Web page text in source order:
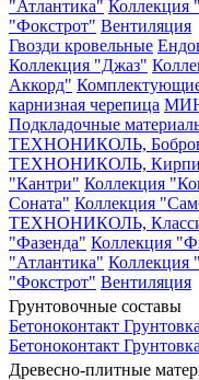
"Атлантика" Коллекция
"Фокстрот" Вентиляция
Гвозди кровельные
Коллекция "Джаз"
Аккорд"
карнизная черепица
Подкладочные
ТЕХНОНИКОЛЬ,
ТЕХНОНИКОЛЬ,
"Кантри" Коллекция
Соната" Коллекция
ТЕХНОНИКОЛЬ,
"Фазенда" Коллекция
"Атлантика" Коллекция
"Фокстрот" Вентиляция
Грунтовочные составы
Бетоноконтакт Грунтовка
Бетоноконтакт Грунтовка
Древесно-плитные